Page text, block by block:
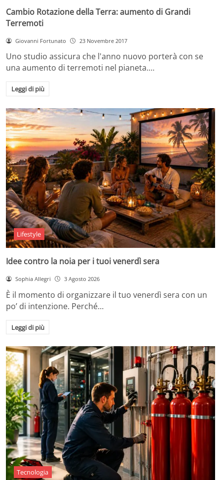
Cambio Rotazione della Terra: aumento di Grandi
Terremoti
Giovanni Fortunato 23 Novembre 2017
Uno studio assicura che l'anno nuovo porterà con se
una aumento di terremoti nel pianeta.…
Leggi di più
Lifestyle
Idee contro la noia per i tuoi venerdì sera
Sophia Allegri 3 Agosto 2026
È il momento di organizzare il tuo venerdì sera con un
po’ di intenzione. Perché…
Leggi di più
Tecnologia